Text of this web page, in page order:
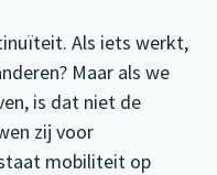
Als iets werkt,
Maar als we
is dat niet de
zij voor
mobiliteit op